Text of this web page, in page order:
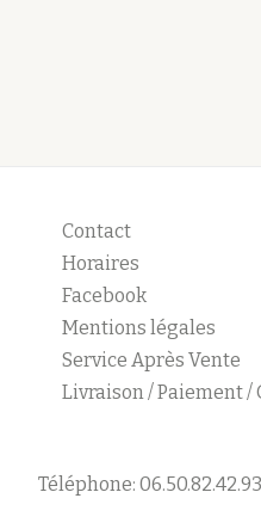
Contact
Horaires
Facebook
Mentions légales
Service Après Vente
Livraison / Paiement /
Téléphone: